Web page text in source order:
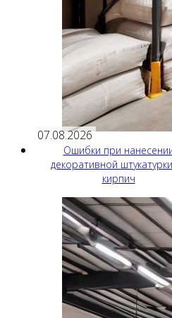
07.08.2026
Ошибки при
декоративной
кирпич